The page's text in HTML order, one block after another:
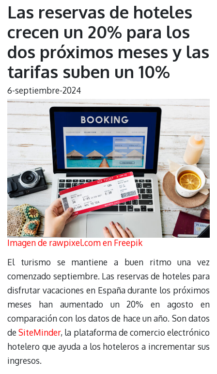
Las reservas de hoteles
crecen un 20% para los
dos próximos meses y las
tarifas suben un 10%
6-septiembre-2024
Imagen de rawpixel.com en Freepik
El turismo se mantiene a buen ritmo una vez
comenzado septiembre. Las reservas de hoteles para
disfrutar vacaciones en España durante los próximos
meses han aumentado un 20% en agosto en
comparación con los datos de hace un año. Son datos
deSiteMinder, la plataforma de comercio electrónico
hotelero que ayuda a los hoteleros a incrementar sus
ingresos.